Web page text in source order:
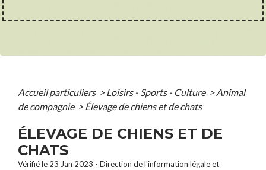
Accueil particuliers > Loisirs - Sports - Culture > Animal
de compagnie > Élevage de chiens et de chats
ÉLEVAGE DE CHIENS ET DE
CHATS
Vérifié le 23 Jan 2023 - Direction de l'information légale et